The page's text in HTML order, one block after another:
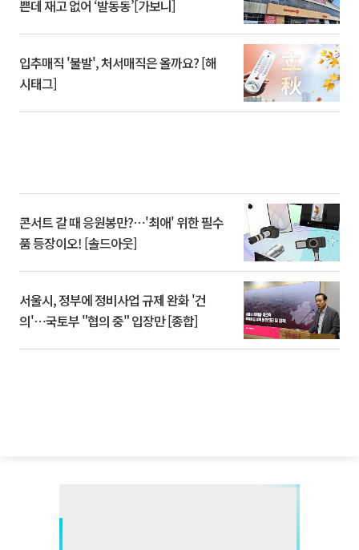
쁜데 재고 없어 ‘발동동’[가보니]
입추매직 '불발', 처서매직은 올까요? [해
시태그]
콘서트 갈 때 응원봉만?⋯'최애' 위한 필수
품 등장이오! [솔드아웃]
서울시, 정부에 정비사업 규제 완화 '건
의'⋯국토부 "협의 중" 입장만 [종합]